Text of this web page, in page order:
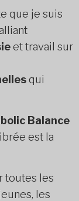
que je suis
et travail sur
qui
Balance
est la
toutes les
les